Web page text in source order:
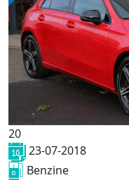
20
23-07-2018
Benzine